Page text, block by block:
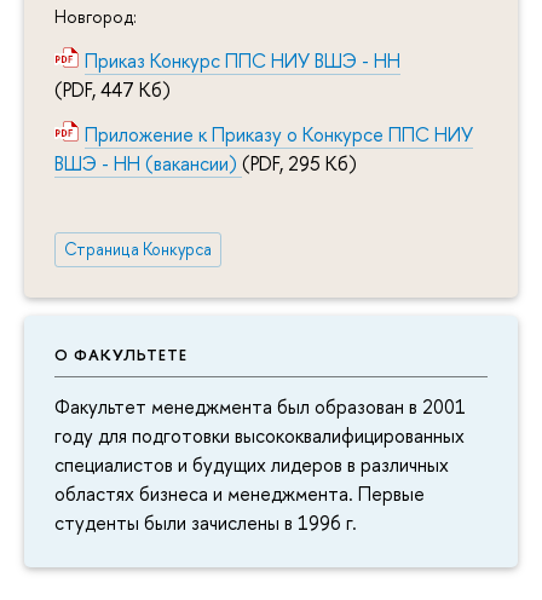
Новгород:
Приказ Конкурс ППС НИУ ВШЭ - НН
(PDF, 447 Кб)
Приложение к Приказу о Конкурсе ППС НИУ
ВШЭ - НН (вакансии) (PDF, 295 Кб)
Страница Конкурса
О ФАКУЛЬТЕТЕ
Факультет менеджмента был образован в 2001
году для подготовки высококвалифицированных
специалистов и будущих лидеров в различных
областях бизнеса и менеджмента. Первые
студенты были зачислены в 1996 г.